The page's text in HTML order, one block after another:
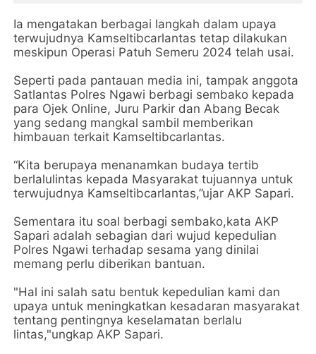
Ia mengatakan berbagai langkah dalam upaya
terwujudnya Kamseltibcarlantas tetap dilakukan
meskipun Operasi Patuh Semeru 2024 telah usai.
Seperti pada pantauan media ini, tampak anggota
Satlantas Polres Ngawi berbagi sembako kepada
para Ojek Online, Juru Parkir dan Abang Becak
yang sedang mangkal sambil memberikan
himbauan terkait Kamseltibcarlantas.
“Kita berupaya menanamkan budaya tertib
berlalulintas kepada Masyarakat tujuannya untuk
terwujudnya Kamseltibcarlantas,”ujar AKP Sapari.
Sementara itu soal berbagi sembako,kata AKP
Sapari adalah sebagian dari wujud kepedulian
Polres Ngawi terhadap sesama yang dinilai
memang perlu diberikan bantuan.
"Hal ini salah satu bentuk kepedulian kami dan
upaya untuk meningkatkan kesadaran masyarakat
tentang pentingnya keselamatan berlalu
lintas,"ungkap AKP Sapari.